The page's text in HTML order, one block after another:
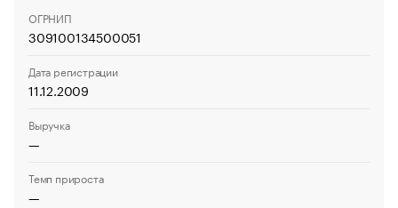
ОГРНИП
309100134500051
Дата регистрации
11.12.2009
Выручка
—
Темп прироста
—